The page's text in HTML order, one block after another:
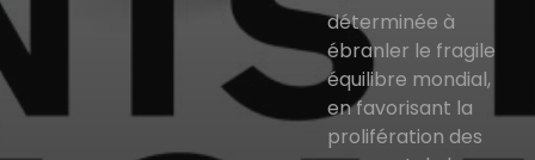
déterminée à
ébranler le fragile
équilibre mondial,
en favorisant la
prolifération des